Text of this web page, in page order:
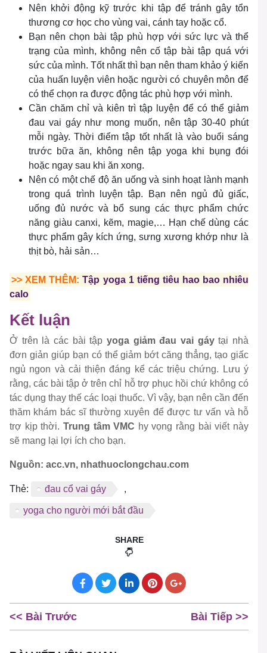
Nên khởi động kỹ trước khi tập để tránh gây tổn
thương cơ học cho vùng vai, cánh tay hoặc cổ.
Bạn nên chọn bài tập phù hợp với sức lực và thể
trạng của mình, không nên cố tập bài tập quá với
sức của mình. Tốt nhất thì bạn nên tham khảo ý kiến
của huấn luyện viên hoặc người có chuyên môn để
có thể chọn ra được động tác phù hợp với mình.
Cần chăm chỉ và kiên trì tập luyện để có thể giảm
đau vai gáy như mong muốn, nên tập 30-40 phút
mỗi ngày. Thời điểm tập tốt nhất là vào buổi sáng
trước bữa ăn, không nên tập yoga khi bụng đói
hoặc ngay sau khi ăn xong.
Nên có một chế độ ăn uống và sinh hoạt lành mạnh
trong quá trình luyện tập. Bạn nên ngủ đủ giấc,
uống đủ nước và bổ sung các thực phẩm chức
năng giàu canxi, kẽm, magie,… Hạn chế dùng các
thực phẩm gây kích ứng, sưng xương khớp như là
thịt bò, hải sản…
>> XEM THÊM:Tập yoga 1 tiếng tiêu hao bao nhiêu
calo
Kết luận
Ở trên là các bài tập yoga giảm đau vai gáytại nhà
đơn giản giúp bạn có thể giảm bớt căng thẳng, tạo giấc
ngủ ngon và cải thiện đáng kể các triệu chứng. Lưu ý
rằng, các bài tập ở trên chỉ hỗ trợ phục hồi chứ không có
tác dụng thay thế các loại thuốc. Vì vậy, bạn nên cần đến
thăm khám bác sĩ thường xuyên để được tư vấn và hỗ
trợ kịp thời. Trung tâm VMC hy vọng rằng bài viết này
sẽ mang lại lợi ích cho bạn.
Nguồn: acc.vn, nhathuoclongchau.com
Thẻ: đau cổ vai gáy ,
yoga cho người mới bắt đầu
SHARE
<< Bài Trước Bài Tiếp >>